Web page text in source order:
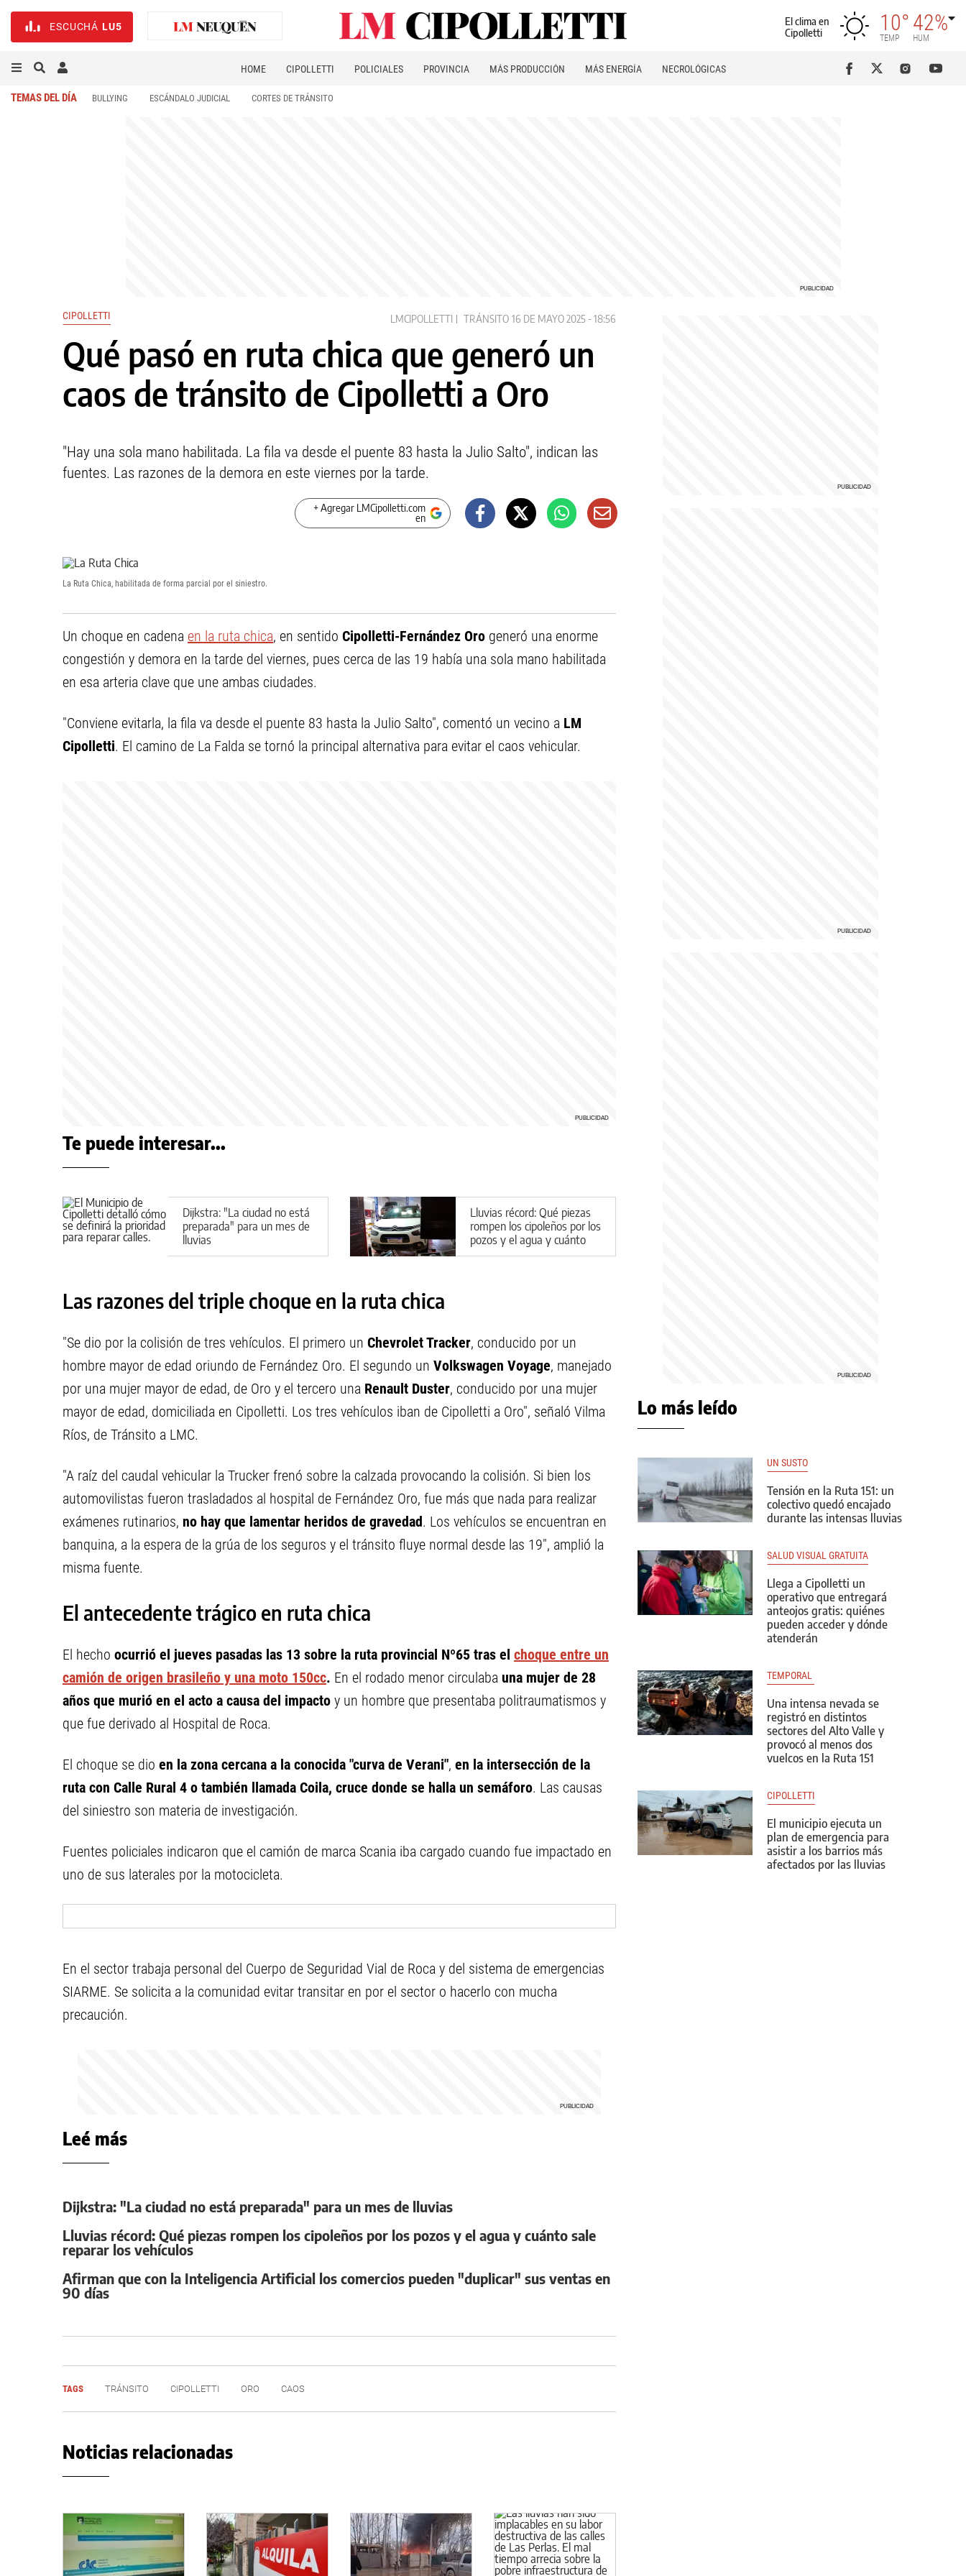
ESCUCHÁ LU5
El clima en
Cipolletti
10°
TEMP
42%
HUM
HOME CIPOLLETTI POLICIALES PROVINCIA MÁS PRODUCCIÓN MÁS ENERGÍA NECROLÓGICAS
TEMAS DEL DÍA BULLYING ESCÁNDALO JUDICIAL CORTES DE TRÁNSITO
CIPOLLETTI LMCIPOLLETTI TRÁNSITO 16 DE MAYO 2025 - 18:56
Qué pasó en ruta chica que generó un
caos de tránsito de Cipolletti a Oro
"Hay una sola mano habilitada. La fila va desde el puente 83 hasta la Julio Salto", indican las
fuentes. Las razones de la demora en este viernes por la tarde.
+ Agregar LMCipolletti.com
en
La Ruta Chica, habilitada de forma parcial por el siniestro.
Un choque en cadena en la ruta chica, en sentido Cipolletti-Fernández Oro generó una enorme
congestión y demora en la tarde del viernes, pues cerca de las 19 había una sola mano habilitada
en esa arteria clave que une ambas ciudades.
"Conviene evitarla, la fila va desde el puente 83 hasta la Julio Salto", comentó un vecino a LM
Cipolletti. El camino de La Falda se tornó la principal alternativa para evitar el caos vehicular.
Te puede interesar...
Dijkstra: "La ciudad no está
preparada" para un mes de
lluvias
Lluvias récord: Qué piezas
rompen los cipoleños por los
pozos y el agua y cuánto
sale reparar los vehículos
Las razones del triple choque en la ruta chica
"Se dio por la colisión de tres vehículos. El primero un Chevrolet Tracker, conducido por un
hombre mayor de edad oriundo de Fernández Oro. El segundo un Volkswagen Voyage, manejado
por una mujer mayor de edad, de Oro y el tercero una Renault Duster, conducido por una mujer
mayor de edad, domiciliada en Cipolletti. Los tres vehículos iban de Cipolletti a Oro", señaló Vilma
Ríos, de Tránsito a LMC.
"A raíz del caudal vehicular la Trucker frenó sobre la calzada provocando la colisión. Si bien los
automovilistas fueron trasladados al hospital de Fernández Oro, fue más que nada para realizar
exámenes rutinarios, no hay que lamentar heridos de gravedad. Los vehículos se encuentran en
banquina, a la espera de la grúa de los seguros y el tránsito fluye normal desde las 19", amplió la
misma fuente.
El antecedente trágico en ruta chica
El hecho ocurrió el jueves pasadas las 13 sobre la ruta provincial Nº65 tras el choque entre un
camión de origen brasileño y una moto 150cc. En el rodado menor circulaba una mujer de 28
años que murió en el acto a causa del impacto y un hombre que presentaba politraumatismos y
que fue derivado al Hospital de Roca.
El choque se dio en la zona cercana a la conocida "curva de Verani", en la intersección de la
ruta con Calle Rural 4 o también llamada Coila, cruce donde se halla un semáforo. Las causas
del siniestro son materia de investigación.
Fuentes policiales indicaron que el camión de marca Scania iba cargado cuando fue impactado en
uno de sus laterales por la motocicleta.
En el sector trabaja personal del Cuerpo de Seguridad Vial de Roca y del sistema de emergencias
SIARME. Se solicita a la comunidad evitar transitar en por el sector o hacerlo con mucha
precaución.
Leé más
Dijkstra: "La ciudad no está preparada" para un mes de lluvias
Lluvias récord: Qué piezas rompen los cipoleños por los pozos y el agua y cuánto sale
reparar los vehículos
Afirman que con la Inteligencia Artificial los comercios pueden "duplicar" sus ventas en
90 días
TAGS TRÁNSITO CIPOLLETTI ORO CAOS
Noticias relacionadas
Lo más leído
UN SUSTO
Tensión en la Ruta 151: un
colectivo quedó encajado
durante las intensas lluvias
SALUD VISUAL GRATUITA
Llega a Cipolletti un
operativo que entregará
anteojos gratis: quiénes
pueden acceder y dónde
atenderán
TEMPORAL
Una intensa nevada se
registró en distintos
sectores del Alto Valle y
provocó al menos dos
vuelcos en la Ruta 151
CIPOLLETTI
El municipio ejecuta un
plan de emergencia para
asistir a los barrios más
afectados por las lluvias